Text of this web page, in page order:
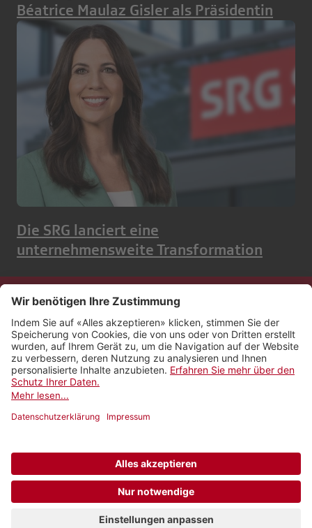
Béatrice Maulaz Gisler als Präsidentin
Die SRG lanciert eine
unternehmensweite Transformation
Kontakt
Impressum
Rechtliches
Netiquette
Newsletter abonnieren